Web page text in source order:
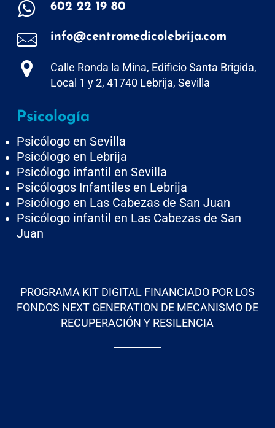
602 22 19 80
info@centromedicolebrija.com
Calle Ronda la Mina, Edificio Santa Brigida,
Local 1 y 2, 41740 Lebrija, Sevilla
Psicología
Psicólogo en Sevilla
Psicólogo en Lebrija
Psicólogo infantil en Sevilla
Psicólogos Infantiles en Lebrija
Psicólogo en Las Cabezas de San Juan
Psicólogo infantil en Las Cabezas de San
Juan
PROGRAMA KIT DIGITAL FINANCIADO POR LOS
FONDOS NEXT GENERATION DE MECANISMO DE
RECUPERACIÓN Y RESILENCIA